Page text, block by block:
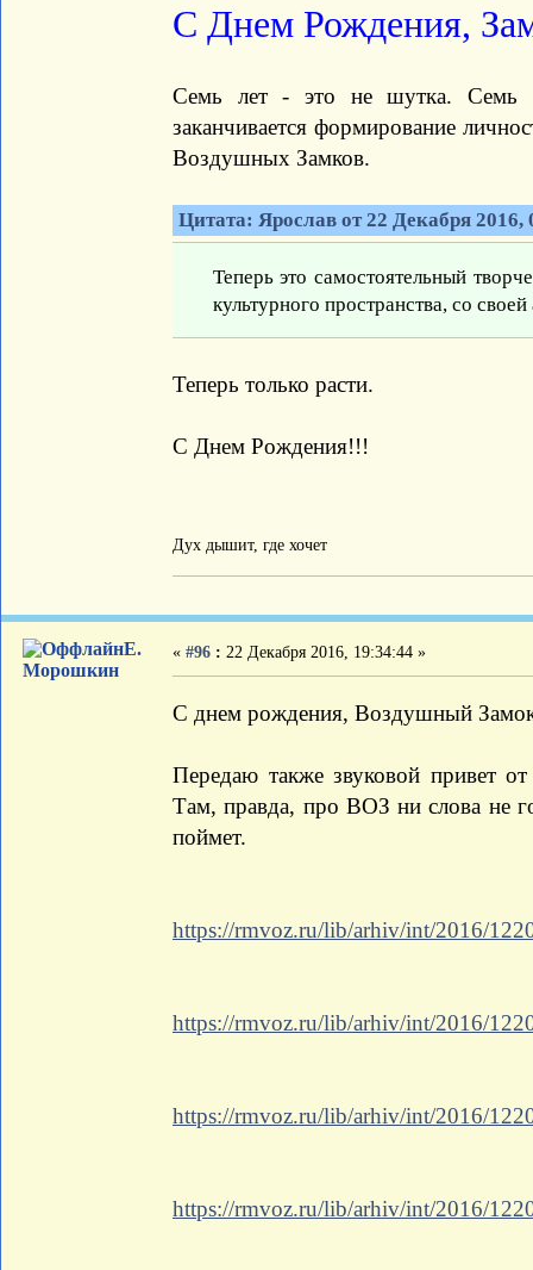
С Днем Рождения,
Семь лет - это не шутка. Семь
заканчивается формирование
Воздушных Замков.
Цитата: Ярослав от 22 Декабря 2016,
Теперь это самостоятельный
культурного пространства, со
Теперь только расти.
С Днем Рождения!!!
Дух дышит, где хочет
Е.
Морошкин
« #96 : 22 Декабря 2016, 19:34:44 »
С днем рождения, Воздушный
Передаю также звуковой привет
Там, правда, про ВОЗ ни слова не
поймет.
https://rmvoz.ru/lib/arhiv/int/2016/
https://rmvoz.ru/lib/arhiv/int/2016/
https://rmvoz.ru/lib/arhiv/int/2016/
https://rmvoz.ru/lib/arhiv/int/2016/